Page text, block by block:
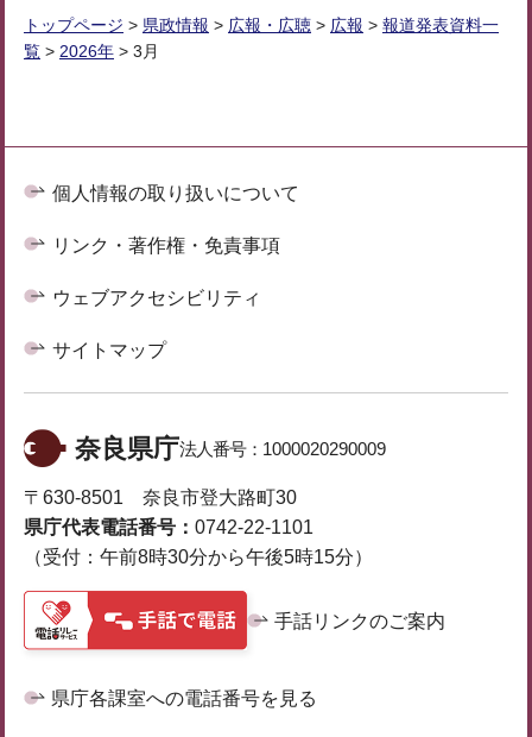
トップページ > 県政情報 > 広報・広聴 > 広報 > 報道発表資料一
覧 > 2026年 > 3月
個人情報の取り扱いについて
リンク・著作権・免責事項
ウェブアクセシビリティ
サイトマップ
奈良県庁法人番号： 1000020290009
〒630-8501 奈良市登大路町30
県庁代表電話番号： 0742-22-1101
（受付：午前8時30分から午後5時15分）
手話リンクのご案内
県庁各課室への電話番号を見る